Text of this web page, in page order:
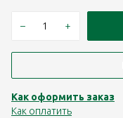
– +
Как оформить заказ
Как оплатить